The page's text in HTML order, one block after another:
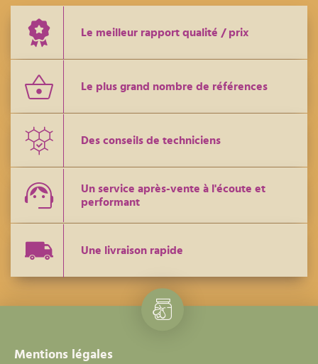
Le meilleur rapport qualité / prix
Le plus grand nombre de références
Des conseils de techniciens
Un service après-vente à l'écoute et
performant
Une livraison rapide
Mentions légales